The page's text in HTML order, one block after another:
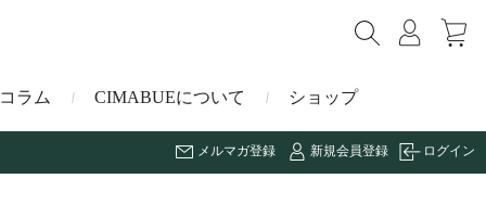
ショルダーバッグ
ミニ財布マルゴー
ラム CIMABUEについて ショップ
メルマガ登録 新規会員登録 ログイン